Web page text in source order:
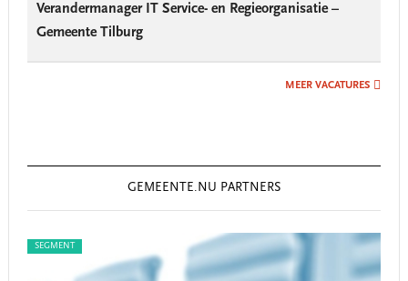
Verandermanager IT Service- en Regieorganisatie –
Gemeente Tilburg
MEER VACATURES
GEMEENTE.NU PARTNERS
SEGMENT